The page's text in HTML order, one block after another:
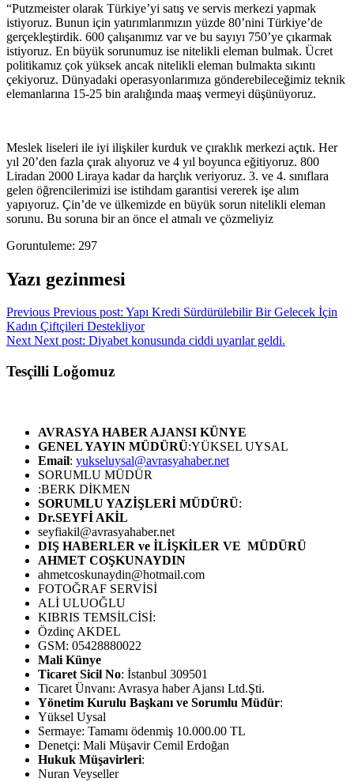
“Putzmeister olarak Türkiye’yi satış ve servis merkezi yapmak
istiyoruz. Bunun için yatırımlarımızın yüzde 80’nini Türkiye’de
gerçekleştirdik. 600 çalışanımız var ve bu sayıyı 750’ye çıkarmak
istiyoruz. En büyük sorunumuz ise nitelikli eleman bulmak. Ücret
politikamız çok yüksek ancak nitelikli eleman bulmakta sıkıntı
çekiyoruz. Dünyadaki operasyonlarımıza gönderebileceğimiz teknik
elemanlarına 15-25 bin aralığında maaş vermeyi düşünüyoruz.
Meslek liseleri ile iyi ilişkiler kurduk ve çıraklık merkezi açtık. Her
yıl 20’den fazla çırak alıyoruz ve 4 yıl boyunca eğitiyoruz. 800
Liradan 2000 Liraya kadar da harçlık veriyoruz. 3. ve 4. sınıflara
gelen öğrencilerimizi ise istihdam garantisi vererek işe alım
yapıyoruz. Çin’de ve ülkemizde en büyük sorun nitelikli eleman
sorunu. Bu soruna bir an önce el atmalı ve çözmeliyiz
Goruntuleme: 297
Yazı gezinmesi
Previous Previous post: Yapı Kredi Sürdürülebilir Bir Gelecek İçin
Kadın Çiftçileri Destekliyor
Next Next post: Diyabet konusunda ciddi uyarılar geldi.
Tesçilli Loğomuz
AVRASYA HABER AJANSI KÜNYE
GENEL YAYIN MÜDÜRÜ:YÜKSEL UYSAL
Email: yukseluysal@avrasyahaber.net
SORUMLU MÜDÜR
:BERK DİKMEN
SORUMLU YAZİŞLERİ MÜDÜRÜ:
Dr.SEYFİ AKİL
seyfiakil@avrasyahaber.net
DIŞ HABERLER ve İLİŞKİLER VE MÜDÜRÜ
AHMET COŞKUNAYDIN
ahmetcoskunaydin@hotmail.com
FOTOĞRAF SERVİSİ
ALİ ULUOĞLU
KIBRIS TEMSİLCİSİ:
Özdinç AKDEL
GSM: 05428880022
Mali Künye
Ticaret Sicil No: İstanbul 309501
Ticaret Ünvanı: Avrasya haber Ajansı Ltd.Şti.
Yönetim Kurulu Başkanı ve Sorumlu Müdür:
Yüksel Uysal
Sermaye: Tamamı ödenmiş 10.000.00 TL
Denetçi: Mali Müşavir Cemil Erdoğan
Hukuk Müşavirleri:
Nuran Veyseller